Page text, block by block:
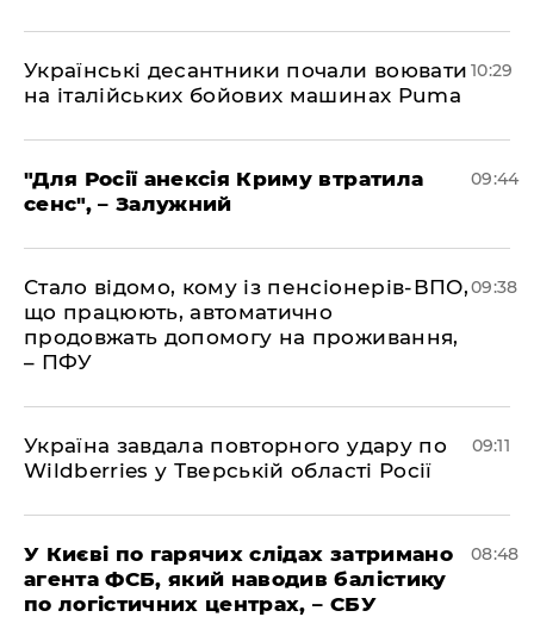
Українські десантники почали воювати
на італійських бойових машинах Puma
10:29
"Для Росії анексія Криму втратила
сенс", – Залужний
09:44
Стало відомо, кому із пенсіонерів-ВПО,
що працюють, автоматично
продовжать допомогу на проживання,
– ПФУ
09:38
Україна завдала повторного удару по
Wildberries у Тверській області Росії
09:11
У Києві по гарячих слідах затримано
агента ФСБ, який наводив балістику
по логістичних центрах, – СБУ
08:48